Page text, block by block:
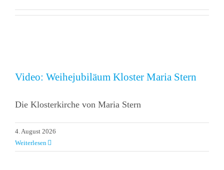
Stellenangebote
Video: Weihejubiläum Kloster Maria Stern
Die Klosterkirche von Maria Stern
4. August 2026
Weiterlesen